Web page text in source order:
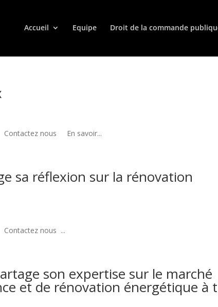
Accueil Equipe Droit de la commande
Contactez nous En savoir...
sa réflexion sur la rénovation
Contactez nous ...
son expertise sur le marché
et de rénovation énergétique à